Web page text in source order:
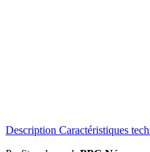
Description Caractéristiques